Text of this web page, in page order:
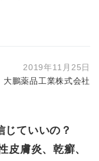
2019年11月25日
大鵬薬品工業株式会社
じていいの？
膚炎、乾癬、